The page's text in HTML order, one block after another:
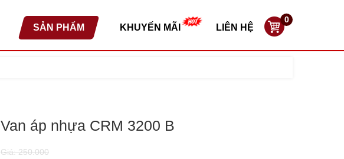
SẢN PHẨM KHUYẾN MÃI LIÊN HỆ
0
Van áp nhựa CRM 3200 B
Giá: 250.000